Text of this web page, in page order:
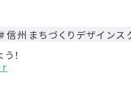
#信州まちづくりデザインス
！